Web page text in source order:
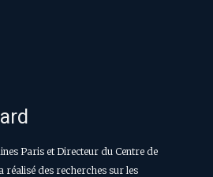
Paris et Directeur du Centre de
réalisé des recherches sur les